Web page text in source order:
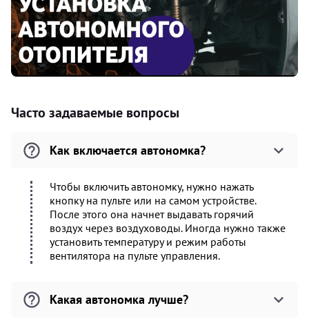
Часто задаваемые вопросы
Как включается автономка?
Чтобы включить автономку, нужно нажать
кнопку на пульте или на самом устройстве.
После этого она начнет выдавать горячий
воздух через воздуховоды. Иногда нужно также
установить температуру и режим работы
вентилятора на пульте управления.
Какая автономка лучше?